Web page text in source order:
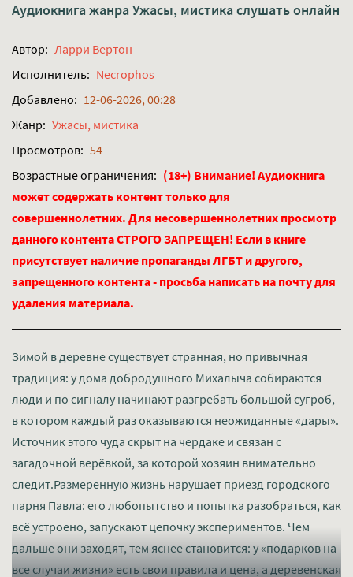
Аудиокнига жанра Ужасы, мистика слушать онлайн
Автор: Ларри Вертон
Исполнитель: Necrophos
Добавлено: 12-06-2026, 00:28
Жанр: Ужасы, мистика
Просмотров: 54
Возрастные ограничения: (18+) Внимание! Аудиокнига
может содержать контент только для
совершеннолетних. Для несовершеннолетних просмотр
данного контента СТРОГО ЗАПРЕЩЕН! Если в книге
присутствует наличие пропаганды ЛГБТ и другого,
запрещенного контента - просьба написать на почту для
удаления материала.
Зимой в деревне существует странная, но привычная
традиция: у дома добродушного Михалыча собираются
люди и по сигналу начинают разгребать большой сугроб,
в котором каждый раз оказываются неожиданные «дары».
Источник этого чуда скрыт на чердаке и связан с
загадочной верёвкой, за которой хозяин внимательно
следит.Размеренную жизнь нарушает приезд городского
парня Павла: его любопытство и попытка разобраться, как
всё устроено, запускают цепочку экспериментов. Чем
дальше они заходят, тем яснее становится: у «подарков на
все случаи жизни» есть свои правила и цена, а деревенская